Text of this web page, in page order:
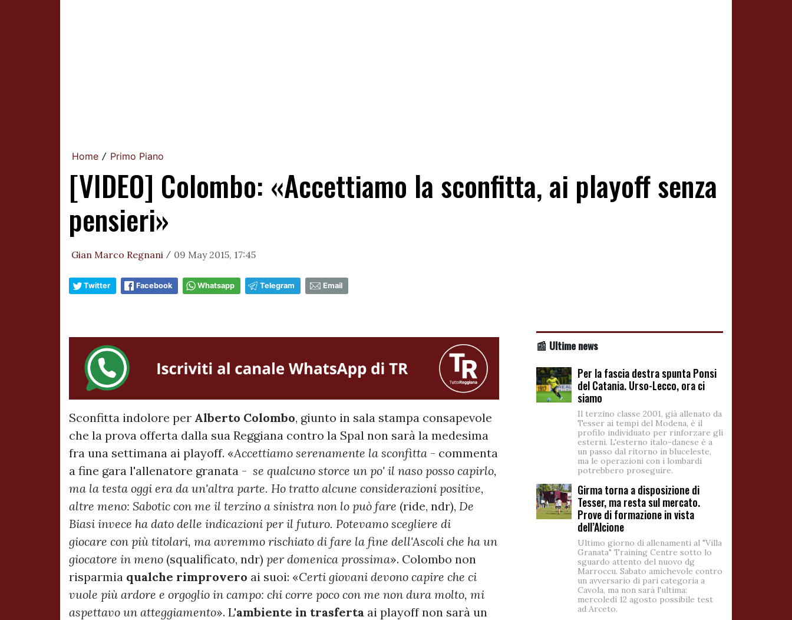
Home / Primo Piano
[VIDEO] Colombo: «Accettiamo la sconfitta, ai playoff senza
pensieri»
Gian Marco Regnani / 09 May 2015, 17:45
Twitter Facebook Whatsapp Telegram Email
Sconfitta indolore per Alberto Colombo, giunto in sala stampa consapevole
che la prova offerta dalla sua Reggiana contro la Spal non sarà la medesima
fra una settimana ai playoff. «Accettiamo serenamente la sconfitta - commenta
a fine gara l'allenatore granata - se qualcuno storce un po' il naso posso capirlo,
ma la testa oggi era da un'altra parte. Ho tratto alcune considerazioni positive,
altre meno: Sabotic con me il terzino a sinistra non lo può fare (ride, ndr), De
Biasi invece ha dato delle indicazioni per il futuro. Potevamo scegliere di
giocare con più titolari, ma avremmo rischiato di fare la fine dell'Ascoli che ha un
giocatore in meno (squalificato, ndr) per domenica prossima». Colombo non
risparmia qualche rimprovero ai suoi: «Certi giovani devono capire che ci
vuole più ardore e orgoglio in campo: chi corre poco con me non dura molto, mi
aspettavo un atteggiamento». L'ambiente in trasferta ai playoff non sarà un
📰 Ultime news
Per la fascia destra spunta Ponsi
del Catania. Urso-Lecco, ora ci
siamo
Il terzino classe 2001, già allenato da
Tesser ai tempi del Modena, è il
profilo individuato per rinforzare gli
esterni. L'esterno italo-danese è a
un passo dal ritorno in bluceleste,
ma le operazioni con i lombardi
potrebbero proseguire.
Girma torna a disposizione di
Tesser, ma resta sul mercato.
Prove di formazione in vista
dell’Alcione
Ultimo giorno di allenamenti al "Villa
Granata" Training Centre sotto lo
sguardo attento del nuovo dg
Marroccu. Sabato amichevole contro
un avversario di pari categoria a
Cavola, ma non sarà l'ultima:
mercoledì 12 agosto possibile test
ad Arceto.